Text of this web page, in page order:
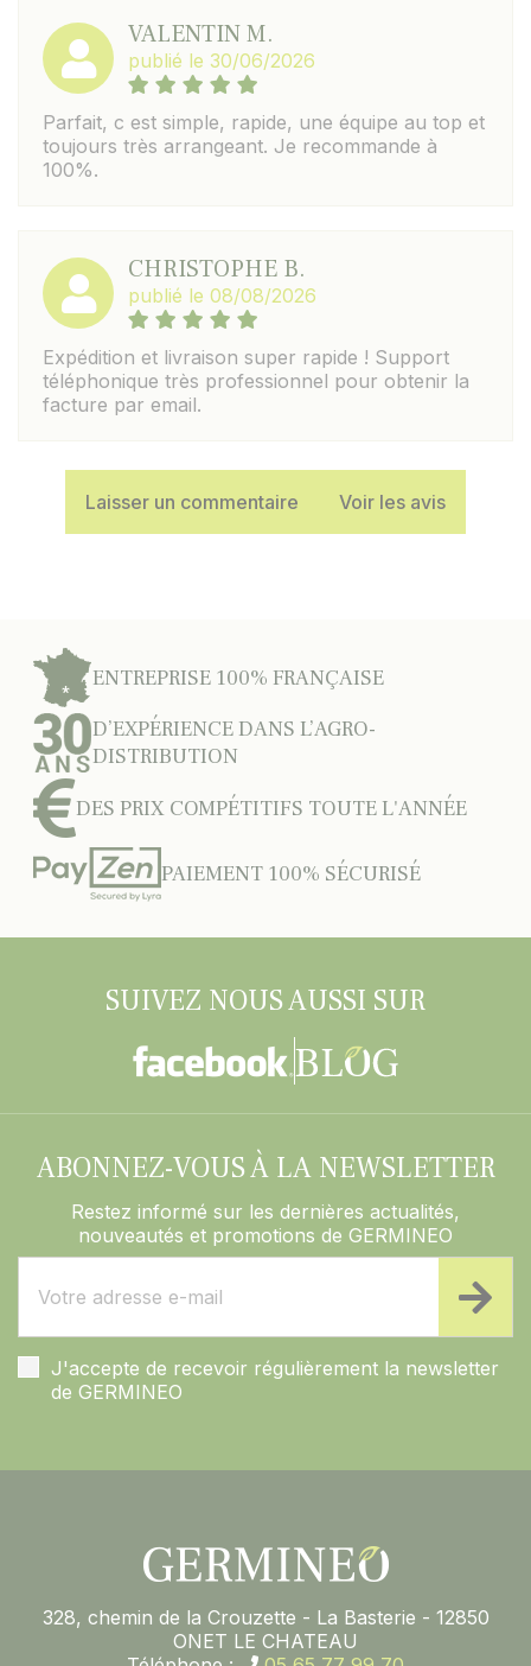
VALENTIN M.
publié le 30/06/2026
Parfait, c est simple, rapide, une équipe au top et
toujours très arrangeant. Je recommande à
100%.
CHRISTOPHE B.
publié le 08/08/2026
Expédition et livraison super rapide ! Support
téléphonique très professionnel pour obtenir la
facture par email.
Laisser un commentaire Voir les avis
ENTREPRISE 100% FRANÇAISE
D’EXPÉRIENCE DANS L’AGRO-
DISTRIBUTION
DES PRIX COMPÉTITIFS TOUTE L'ANNÉE
PAIEMENT 100% SÉCURISÉ
SUIVEZ NOUS AUSSI SUR
ABONNEZ-VOUS À LA NEWSLETTER
Restez informé sur les dernières actualités,
nouveautés et promotions de GERMINEO
J'accepte de recevoir régulièrement la newsletter
de GERMINEO
328, chemin de la Crouzette - La Basterie - 12850
ONET LE CHATEAU